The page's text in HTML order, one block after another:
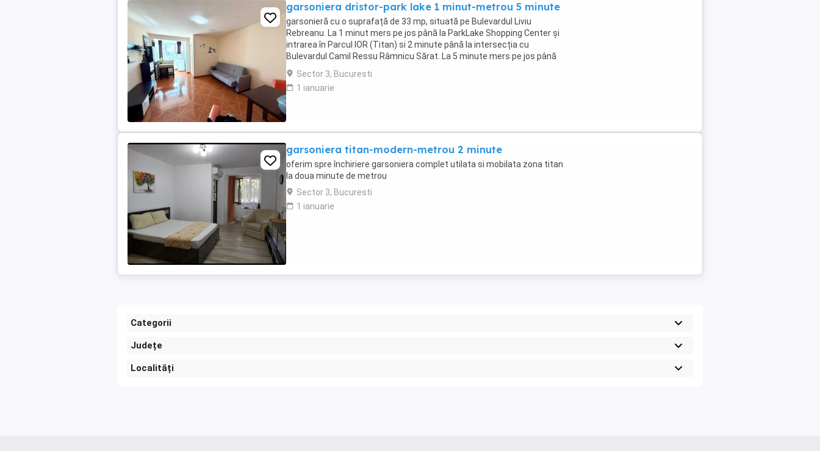
garsoniera dristor-park lake 1 minut-metrou 5 minute
garsonieră cu o suprafață de 33 mp, situată pe Bulevardul Liviu
Rebreanu. La 1 minut mers pe jos până la ParkLake Shopping Center și
intrarea în Parcul IOR (Titan) si 2 minute până la intersecția cu
Bulevardul Camil Ressu Râmnicu Sărat. La 5 minute mers pe jos până
la stația de Metrou Dristor, 4 ...
Sector 3, Bucuresti
1 ianuarie
garsoniera titan-modern-metrou 2 minute
oferim spre închiriere garsoniera complet utilata si mobilata zona titan
la doua minute de metrou
Sector 3, Bucuresti
1 ianuarie
Categorii
Județe
Localități